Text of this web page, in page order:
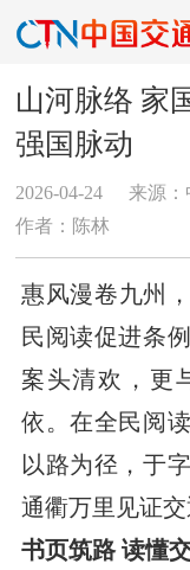
山河脉络
强国脉动
2026-04-24 来源：
作者：陈林
惠风漫卷九州
民阅读促进条
案头清欢，更
依。在全民阅
以路为径，于
通衢万里见证交
书页筑路 读懂